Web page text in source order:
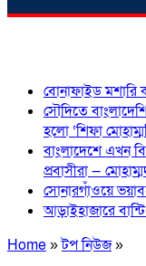
বোনাফাইড মশারি
সৌদিতে
হলো ‘শিফা
বাংলাদেশে এখন
প্রবাসীরা —
সোনারগাঁওয়ে
আড়াইহাজারে
Home»টপ নিউজ»